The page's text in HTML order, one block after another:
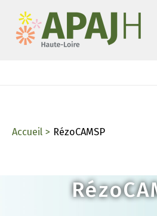
contenu
Accueil RézoCAMSP